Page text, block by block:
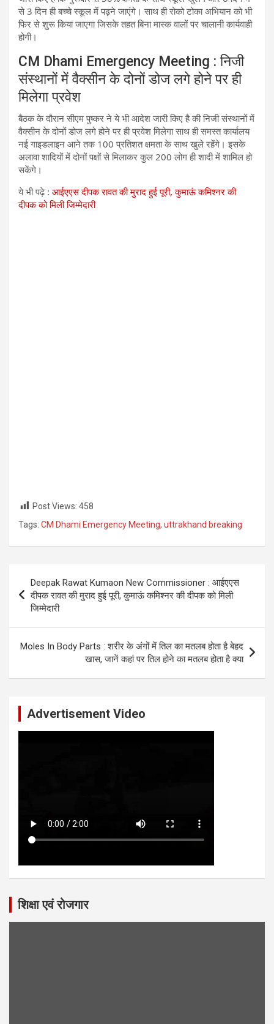
से 3 दिन ही बच्चे स्कूल में पढ़ने जाएंगे। साथ ही रोको टोका अभियान को भी
फिर से शुरू किया जाएगा जिसके तहत बिना मास्क वालों पर चालानी कार्यवाही
होगी।
CM Dhami Emergency Meeting : निजी
संस्थानों में वैक्सीन के दोनों डोज लगे होने पर ही
मिलेगा प्रवेश
बैठक के दौरान सीएम पुष्कर ने ये भी आदेश जारी किए है की निजी संस्थानों में
वैक्सीन के दोनों डोज लगे होने पर ही प्रवेश मिलेगा साथ ही समस्त कार्यालय
नई गाइडलाइन आने तक 100 प्रतिशत क्षमता के साथ खुले रहेंगे। इसके
अलावा शादियों में दोनों पक्षों से मिलाकर कुल 200 लोग ही शादी में शामिल हो
सकेंगे।
ये भी पढ़े : आईएएस दीपक रावत की मुराद हुई पूरी, कुमाऊं कमिश्‍नर की
दीपक को मिली जिम्मेदारी
Post Views: 458
Tags: CM Dhami Emergency Meeting, uttrakhand breaking
navigation
Deepak Rawat Kumaon New Commissioner : आईएएस
दीपक रावत की मुराद हुई पूरी, कुमाऊं कमिश्‍नर की दीपक को मिली
जिम्मेदारी
Moles In Body Parts : शरीर के अंगों में तिल का मतलब होता है बेहद
खास, जानें कहां पर तिल होने का मतलब होता है क्या
Advertisement Video
शिक्षा एवं रोजगार